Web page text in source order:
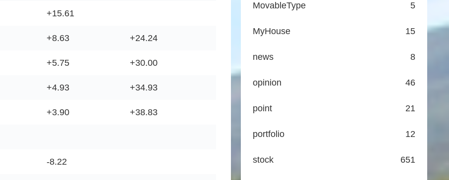
+15.61
+8.63 +24.24
+5.75 +30.00
+4.93 +34.93
+3.90 +38.83
-8.22
MovableType 5
MyHouse 15
news 8
opinion 46
point 21
portfolio 12
stock 651